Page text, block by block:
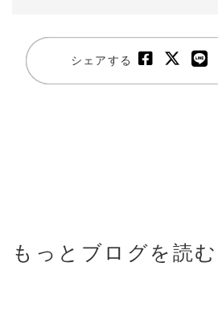
シェアする
もっとブログを読む